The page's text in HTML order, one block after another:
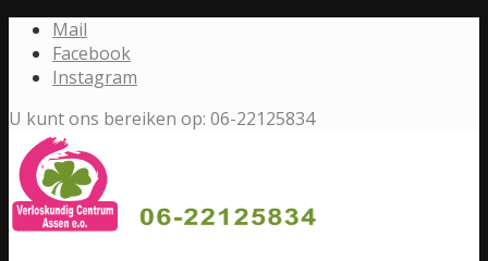
Mail
Facebook
Instagram
U kunt ons bereiken op: 06-22125834